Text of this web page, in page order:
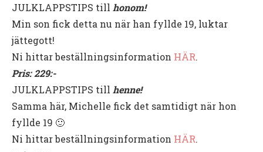
JULKLAPPSTIPS till honom!
Min son fick detta nu när han fyllde 19, luktar
jättegott!
Ni hittar beställningsinformation HÄR.
Pris: 229:-
JULKLAPPSTIPS till henne!
Samma här, Michelle fick det samtidigt när hon
fyllde 19 🙂
Ni hittar beställningsinformation HÄR.